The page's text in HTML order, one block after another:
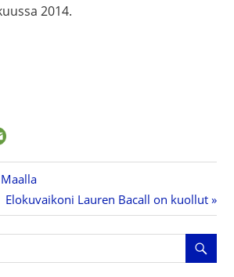
2014.
Next
Post:
Elokuvaikoni Lauren Bacall on kuollut